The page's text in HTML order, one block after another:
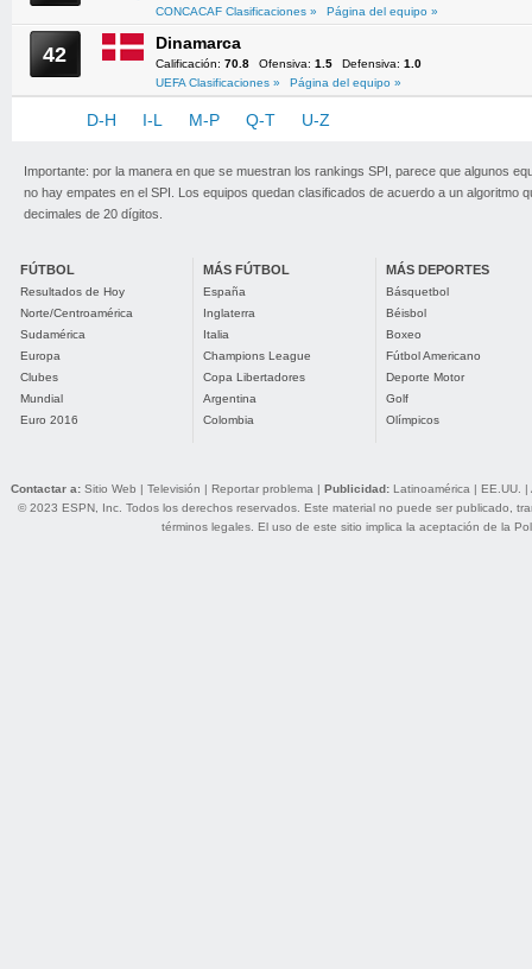
CONCACAF Clasificaciones »
Página del equipo »
42 Dinamarca
Calificación: 70.8 Ofensiva: 1.5 Defensiva: 1.0
UEFA Clasificaciones »
Página del equipo »
D-H I-L M-P Q-T U-Z
Importante: por la manera en que se muestran los rankings SPI, parece que algunos
no hay empates en el SPI. Los equipos quedan clasificados de acuerdo a un algoritmo
decimales de 20 dígitos.
FÚTBOL
Resultados de Hoy
Norte/Centroamérica
Sudamérica
Europa
Clubes
Mundial
Euro 2016
MÁS FÚTBOL
España
Inglaterra
Italia
Champions League
Copa Libertadores
Argentina
Colombia
MÁS DEPORTES
Básquetbol
Béisbol
Boxeo
Fútbol Americano
Deporte Motor
Golf
Olímpicos
Contactar a: Sitio Web | Televisión | Reportar problema | Publicidad: Latinoamérica | EE.UU. |
© 2023 ESPN, Inc. Todos los derechos reservados. Este material no puede ser publicado,
términos legales. El uso de este sitio implica la aceptación de la